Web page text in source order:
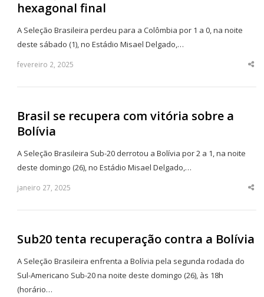
hexagonal final
A Seleção Brasileira perdeu para a Colômbia por 1 a 0, na noite
deste sábado (1), no Estádio Misael Delgado,…
fevereiro 2, 2025
Brasil se recupera com vitória sobre a
Bolívia
A Seleção Brasileira Sub-20 derrotou a Bolívia por 2 a 1, na noite
deste domingo (26), no Estádio Misael Delgado,…
janeiro 27, 2025
Sub20 tenta recuperação contra a Bolívia
A Seleção Brasileira enfrenta a Bolívia pela segunda rodada do
Sul-Americano Sub-20 na noite deste domingo (26), às 18h
(horário…